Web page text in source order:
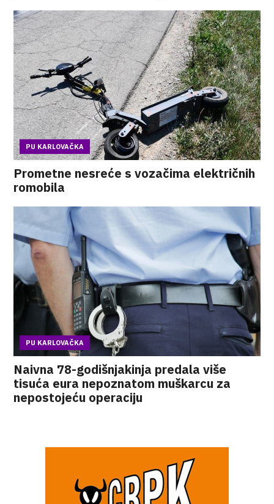
PU KARLOVAČKA
Prometne nesreće s vozačima električnih
romobila
PU KARLOVAČKA
Naivna 78-godišnjakinja predala više
tisuća eura nepoznatom muškarcu za
nepostojeću operaciju